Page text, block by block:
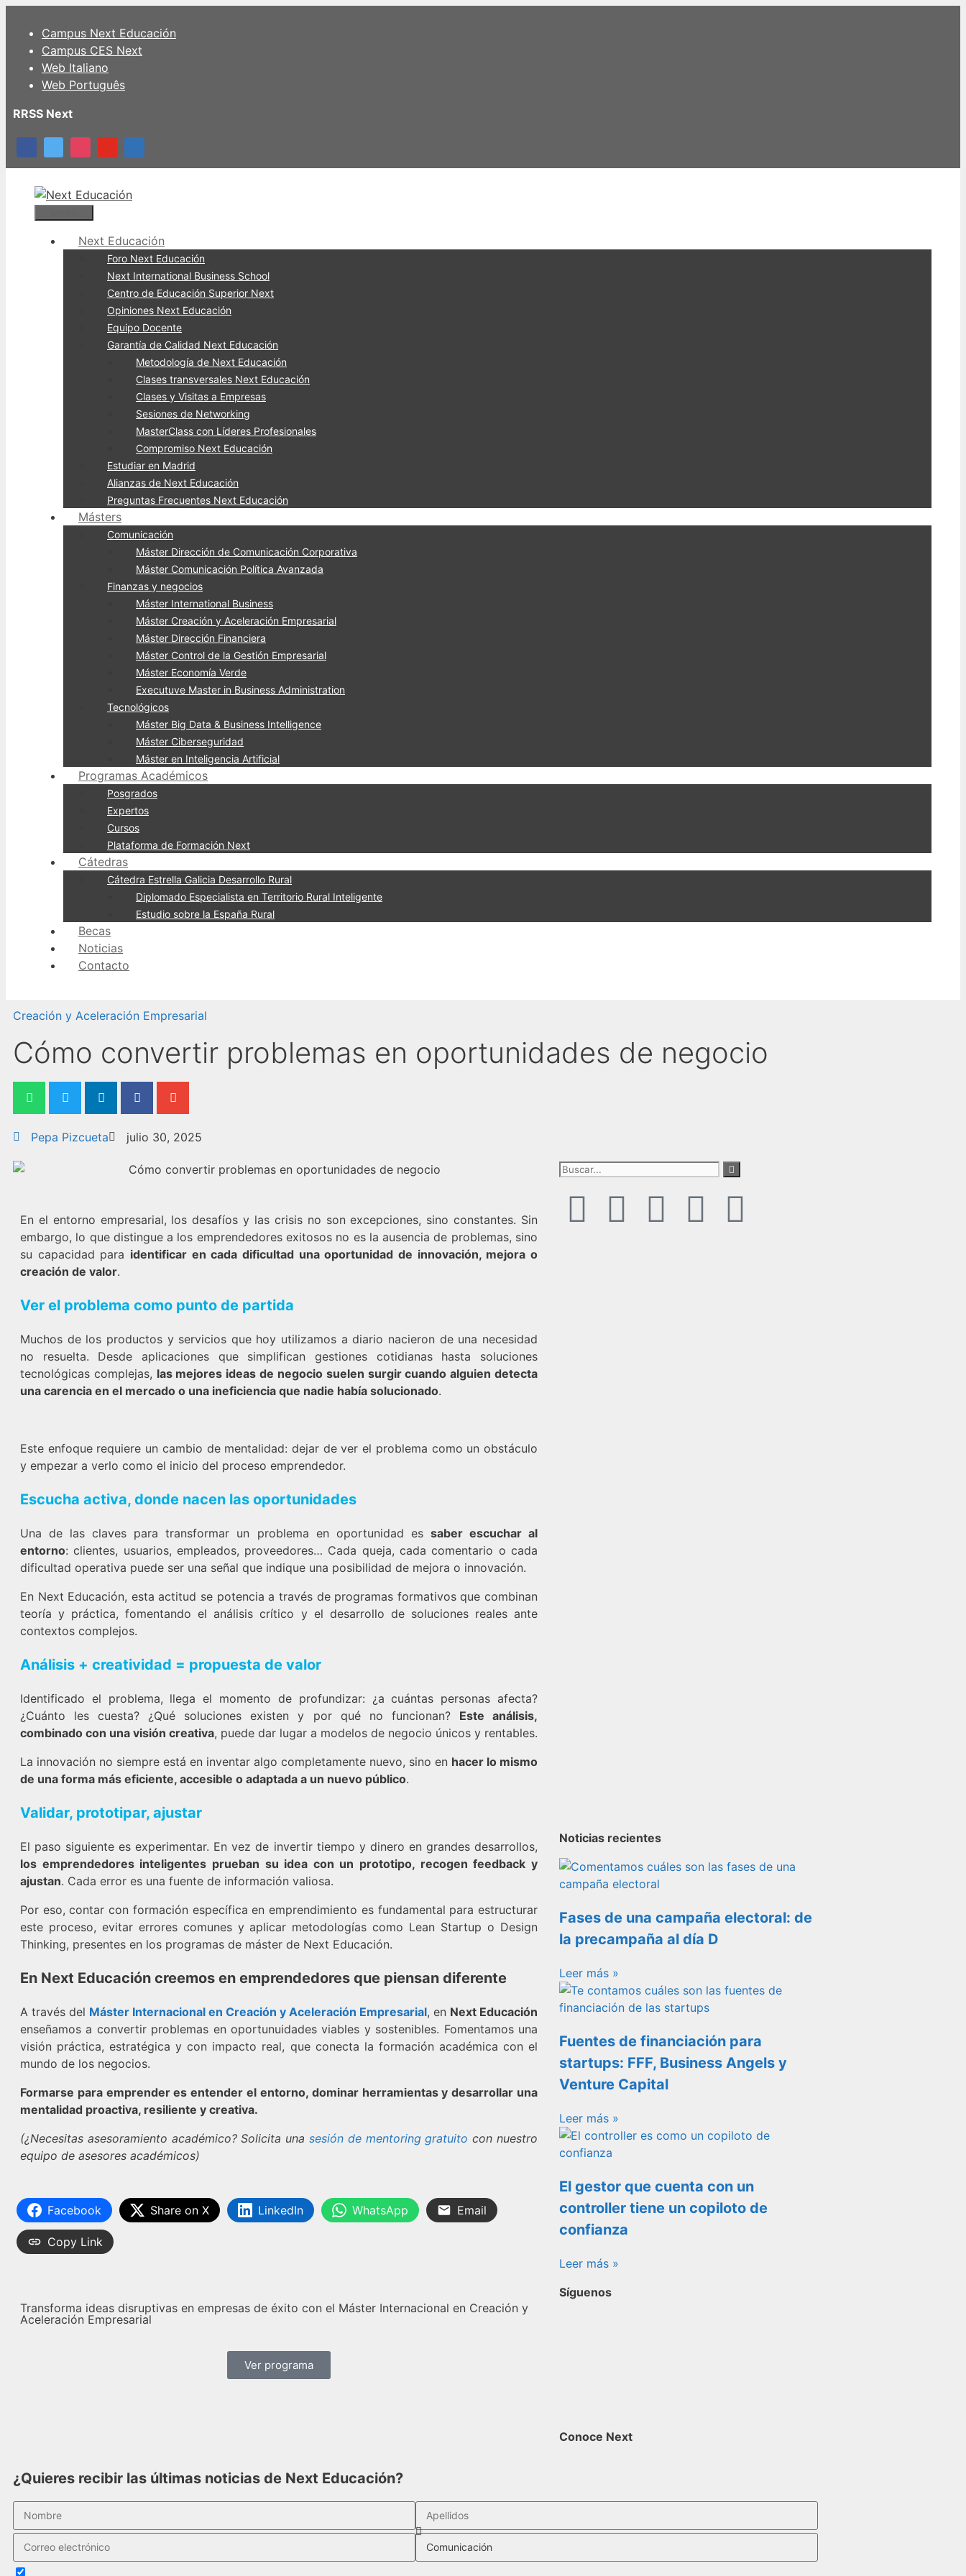
Campus Next Educación
Campus CES Next
Web Italiano
Web Português
RRSS Next
Next Educación
Foro Next Educación
Next International Business School
Centro de Educación Superior Next
Opiniones Next Educación
Equipo Docente
Garantía de Calidad Next Educación
Metodología de Next Educación
Clases transversales Next Educación
Clases y Visitas a Empresas
Sesiones de Networking
MasterClass con Líderes Profesionales
Compromiso Next Educación
Estudiar en Madrid
Alianzas de Next Educación
Preguntas Frecuentes Next Educación
Másters
Comunicación
Máster Dirección de Comunicación Corporativa
Máster Comunicación Política Avanzada
Finanzas y negocios
Máster International Business
Máster Creación y Aceleración Empresarial
Máster Dirección Financiera
Máster Control de la Gestión Empresarial
Máster Economía Verde
Executuve Master in Business Administration
Tecnológicos
Máster Big Data & Business Intelligence
Máster Ciberseguridad
Máster en Inteligencia Artificial
Programas Académicos
Posgrados
Expertos
Cursos
Plataforma de Formación Next
Cátedras
Cátedra Estrella Galicia Desarrollo Rural
Diplomado Especialista en Territorio Rural Inteligente
Estudio sobre la España Rural
Becas
Noticias
Contacto
Creación y Aceleración Empresarial
Cómo convertir problemas en oportunidades de negocio
Pepa Pizcueta julio 30, 2025
En el entorno empresarial, los desafíos y las crisis no son excepciones, sino constantes. Sin
embargo, lo que distingue a los emprendedores exitosos no es la ausencia de problemas, sino
su capacidad para identificar en cada dificultad una oportunidad de innovación, mejora o
creación de valor.
Ver el problema como punto de partida
Muchos de los productos y servicios que hoy utilizamos a diario nacieron de una necesidad
no resuelta. Desde aplicaciones que simplifican gestiones cotidianas hasta soluciones
tecnológicas complejas, las mejores ideas de negocio suelen surgir cuando alguien detecta
una carencia en el mercado o una ineficiencia que nadie había solucionado.
Este enfoque requiere un cambio de mentalidad: dejar de ver el problema como un obstáculo
y empezar a verlo como el inicio del proceso emprendedor.
Escucha activa, donde nacen las oportunidades
Una de las claves para transformar un problema en oportunidad es saber escuchar al
entorno: clientes, usuarios, empleados, proveedores… Cada queja, cada comentario o cada
dificultad operativa puede ser una señal que indique una posibilidad de mejora o innovación.
En Next Educación, esta actitud se potencia a través de programas formativos que combinan
teoría y práctica, fomentando el análisis crítico y el desarrollo de soluciones reales ante
contextos complejos.
Análisis + creatividad = propuesta de valor
Identificado el problema, llega el momento de profundizar: ¿a cuántas personas afecta?
¿Cuánto les cuesta? ¿Qué soluciones existen y por qué no funcionan? Este análisis,
combinado con una visión creativa, puede dar lugar a modelos de negocio únicos y rentables.
La innovación no siempre está en inventar algo completamente nuevo, sino en hacer lo mismo
de una forma más eficiente, accesible o adaptada a un nuevo público.
Validar, prototipar, ajustar
El paso siguiente es experimentar. En vez de invertir tiempo y dinero en grandes desarrollos,
los emprendedores inteligentes prueban su idea con un prototipo, recogen feedback y
ajustan. Cada error es una fuente de información valiosa.
Por eso, contar con formación específica en emprendimiento es fundamental para estructurar
este proceso, evitar errores comunes y aplicar metodologías como Lean Startup o Design
Thinking, presentes en los programas de máster de Next Educación.
En Next Educación creemos en emprendedores que piensan diferente
A través del Máster Internacional en Creación y Aceleración Empresarial, en Next Educación
enseñamos a convertir problemas en oportunuidades viables y sostenibles. Fomentamos una
visión práctica, estratégica y con impacto real, que conecta la formación académica con el
mundo de los negocios.
Formarse para emprender es entender el entorno, dominar herramientas y desarrollar una
mentalidad proactiva, resiliente y creativa.
(¿Necesitas asesoramiento académico? Solicita una sesión de mentoring gratuito con nuestro
equipo de asesores académicos)
Facebook Share on X LinkedIn WhatsApp Email
Copy Link
Transforma ideas disruptivas en empresas de éxito con el Máster Internacional en Creación y
Aceleración Empresarial
Ver programa
Noticias recientes
Fases de una campaña electoral: de
la precampaña al día D
Leer más »
Fuentes de financiación para
startups: FFF, Business Angels y
Venture Capital
Leer más »
El gestor que cuenta con un
controller tiene un copiloto de
confianza
Leer más »
Síguenos
Conoce Next
¿Quieres recibir las últimas noticias de Next Educación?